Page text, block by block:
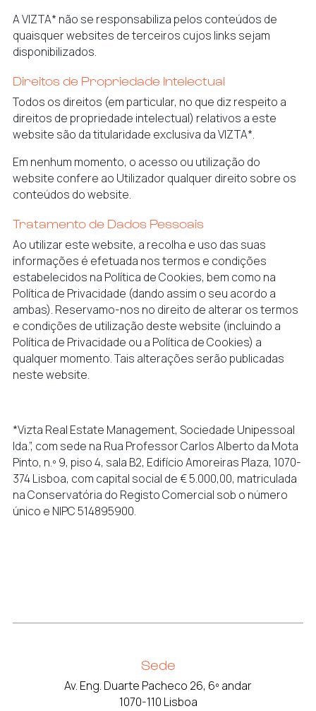
A VIZTA* não se responsabiliza pelos conteúdos de
quaisquer websites de terceiros cujos links sejam
disponibilizados.
Direitos de Propriedade Intelectual
Todos os direitos (em particular, no que diz respeito a
direitos de propriedade intelectual) relativos a este
website são da titularidade exclusiva da VIZTA*.
Em nenhum momento, o acesso ou utilização do
website confere ao Utilizador qualquer direito sobre os
conteúdos do website.
Tratamento de Dados Pessoais
Ao utilizar este website, a recolha e uso das suas
informações é efetuada nos termos e condições
estabelecidos na Política de Cookies, bem como na
Política de Privacidade (dando assim o seu acordo a
ambas). Reservamo-nos no direito de alterar os termos
e condições de utilização deste website (incluindo a
Política de Privacidade ou a Política de Cookies) a
qualquer momento. Tais alterações serão publicadas
neste website.
*Vizta Real Estate Management, Sociedade Unipessoal
lda.”, com sede na Rua Professor Carlos Alberto da Mota
Pinto, n.º 9, piso 4, sala B2, Edifício Amoreiras Plaza, 1070-
374 Lisboa, com capital social de € 5.000,00, matriculada
na Conservatória do Registo Comercial sob o número
único e NIPC 514895900.
Sede
Av. Eng. Duarte Pacheco 26, 6º andar
1070-110 Lisboa